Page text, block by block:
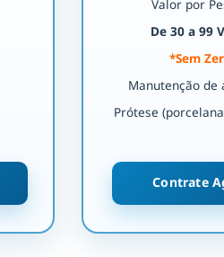
Valor por
De 30 a 99
*Sem
Manutenção de
Prótese
Contrate